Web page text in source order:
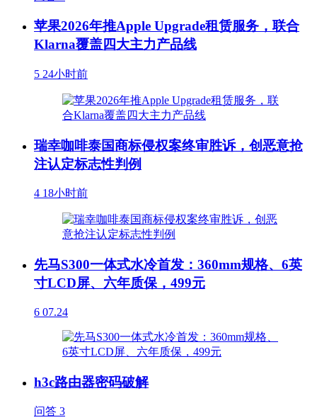
苹果2026年推Apple Upgrade租赁服务，联合
Klarna覆盖四大主力产品线
5 24小时前
瑞幸咖啡泰国商标侵权案终审胜诉，创恶意抢
注认定标志性判例
4 18小时前
先马S300一体式水冷首发：360mm规格、6英
寸LCD屏、六年质保，499元
6 07.24
h3c路由器密码破解
问答 3